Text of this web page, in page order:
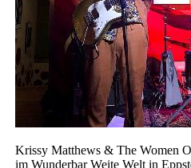
Krissy Matthews & The Women
im Wunderbar Weite Welt in